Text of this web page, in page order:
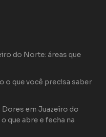
do Norte: áreas que
o que você precisa saber
Dores em Juazeiro do
que abre e fecha na